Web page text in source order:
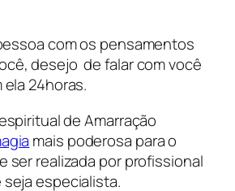
com os pensamentos
desejo de falar com você
24horas.
de Amarração
mais poderosa para o
ser realizada por profissional
especialista.